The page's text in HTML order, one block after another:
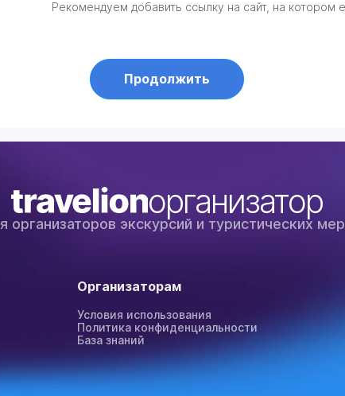
Рекомендуем добавить ссылку на сайт, на котором
Продолжить
организатор
организаторов экскурсий и туристических
Организаторам
Условия использования
Политика конфиденциальности
База знаний